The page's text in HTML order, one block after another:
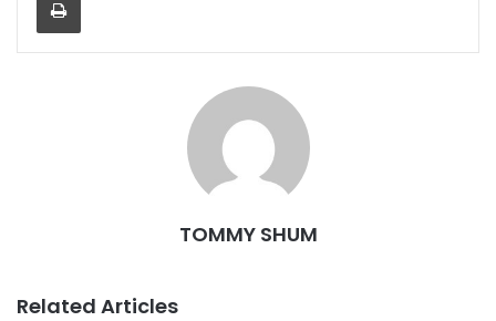
TOMMY SHUM
Related Articles